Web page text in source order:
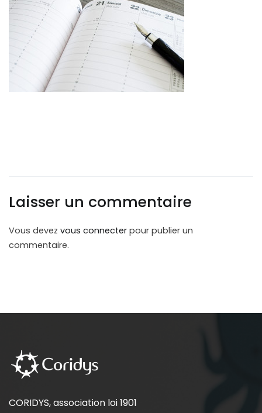
Laisser un commentaire
Vous devez vous connecter pour publier un
commentaire.
CORIDYS, association loi 1901